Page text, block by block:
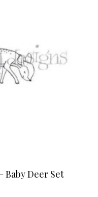
Baby Deer Set